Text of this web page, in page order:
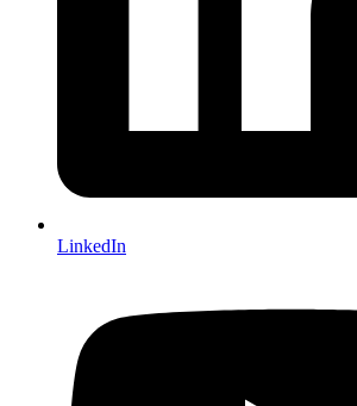
LinkedIn